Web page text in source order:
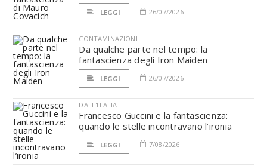
LEGGI 26/07/2026
CONTAMINAZIONI
Da qualche parte nel tempo: la
fantascienza degli Iron Maiden
LEGGI 26/07/2026
DALL'ITALIA
Francesco Guccini e la fantascienza:
quando le stelle incontravano l’ironia
LEGGI 7/08/2026